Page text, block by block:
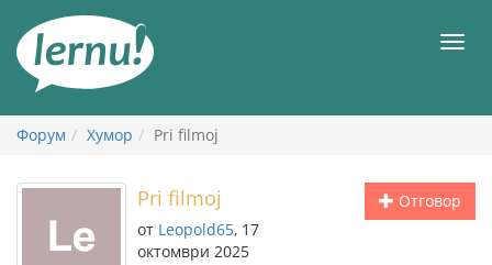
съдържанието
Форум Хумор Pri filmoj
Отговор
Pri filmoj
от Leopold65, 17
октомври 2025